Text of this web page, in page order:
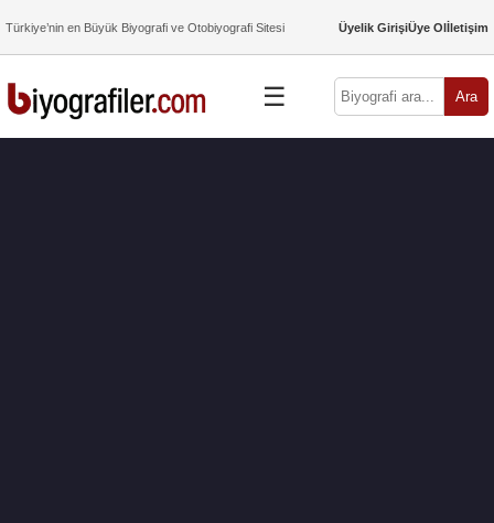
Türkiye’nin en Büyük Biyografi ve Otobiyografi Sitesi Üyelik GirişiÜye Olİletişim
☰ Ara